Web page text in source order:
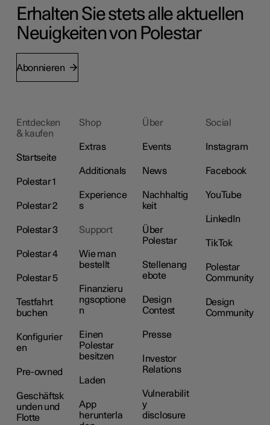
Erhalten Sie stets alle aktuellen
Neuigkeiten von Polestar
Abonnieren
Entdecken
& kaufen
Startseite
Polestar 1
Polestar 2
Polestar 3
Polestar 4
Polestar 5
Testfahrt
buchen
Konfigurier
en
Pre-owned
Geschäftsk
unden und
Flotte
Shop
Extras
Additionals
Experience
s
Support
Wie man
bestellt
Finanzieru
ngsoptione
n
Einen
Polestar
besitzen
Laden
App
herunterla
Über
Events
News
Nachhaltig
keit
Über
Polestar
Stellenang
ebote
Design
Contest
Presse
Investor
Relations
Vulnerabilit
y
disclosure
Social
Instagram
Facebook
YouTube
LinkedIn
TikTok
Polestar
Community
Design
Community